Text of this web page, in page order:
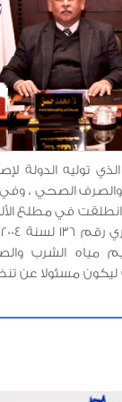
توليه الدولة
الصحي ،
انطلقت في مطلع
مياه الشرب
مسئولا عن
بأنشطة إنتاج
الصرف الصحي ،
الجمهوري 227 لسنة 2007